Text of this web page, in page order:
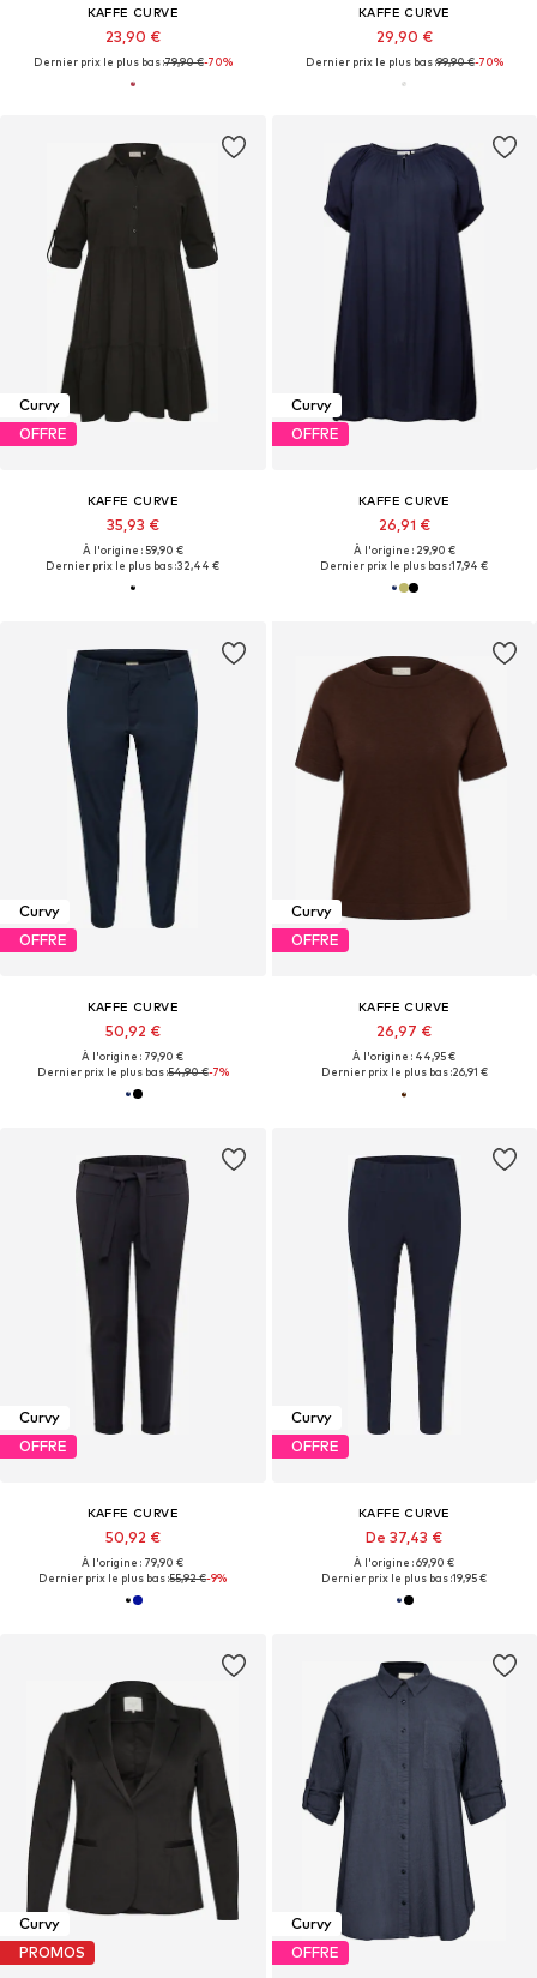
KAFFE CURVE
23,90 €
Dernier prix le plus bas :79,90 €-70%
KAFFE CURVE
29,90 €
Dernier prix le plus bas :99,90 €-70%
Curvy
OFFRE
KAFFE CURVE
35,93 €
À l'origine : 59,90 €
Dernier prix le plus bas :32,44 €
Curvy
OFFRE
KAFFE CURVE
26,91 €
À l'origine : 29,90 €
Dernier prix le plus bas :17,94 €
Curvy
OFFRE
KAFFE CURVE
50,92 €
À l'origine : 79,90 €
Dernier prix le plus bas :54,90 €-7%
Curvy
OFFRE
KAFFE CURVE
26,97 €
À l'origine : 44,95 €
Dernier prix le plus bas :26,91 €
Curvy
OFFRE
KAFFE CURVE
50,92 €
À l'origine : 79,90 €
Dernier prix le plus bas :55,92 €-9%
Curvy
OFFRE
KAFFE CURVE
De 37,43 €
À l'origine : 69,90 €
Dernier prix le plus bas :19,95 €
Curvy
PROMOS
Curvy
OFFRE